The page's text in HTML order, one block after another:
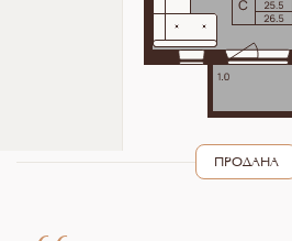
ПРОДАНА